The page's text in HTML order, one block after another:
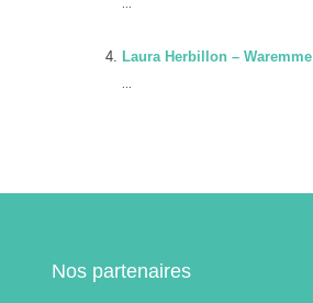
Laura Herbillon – Waremme
Nos partenaires